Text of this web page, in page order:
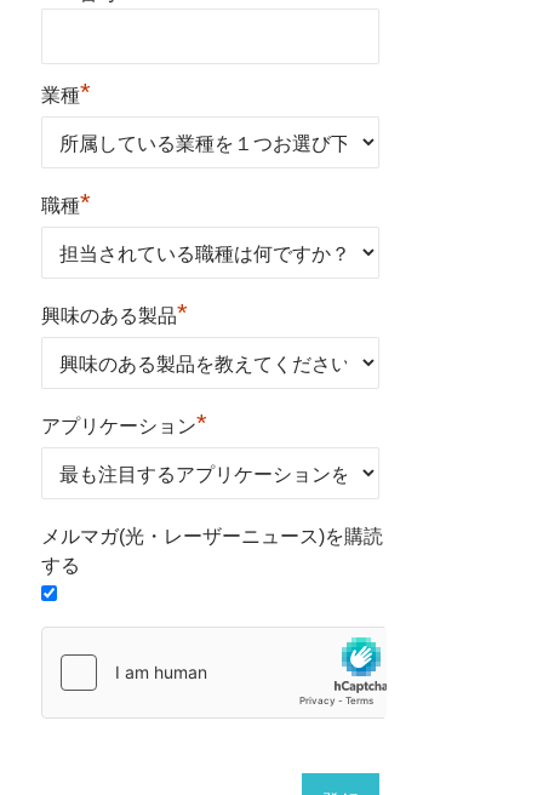
業種*
職種*
興味のある製品*
アプリケーション*
メルマガ(光・レーザーニュース)を購読
する